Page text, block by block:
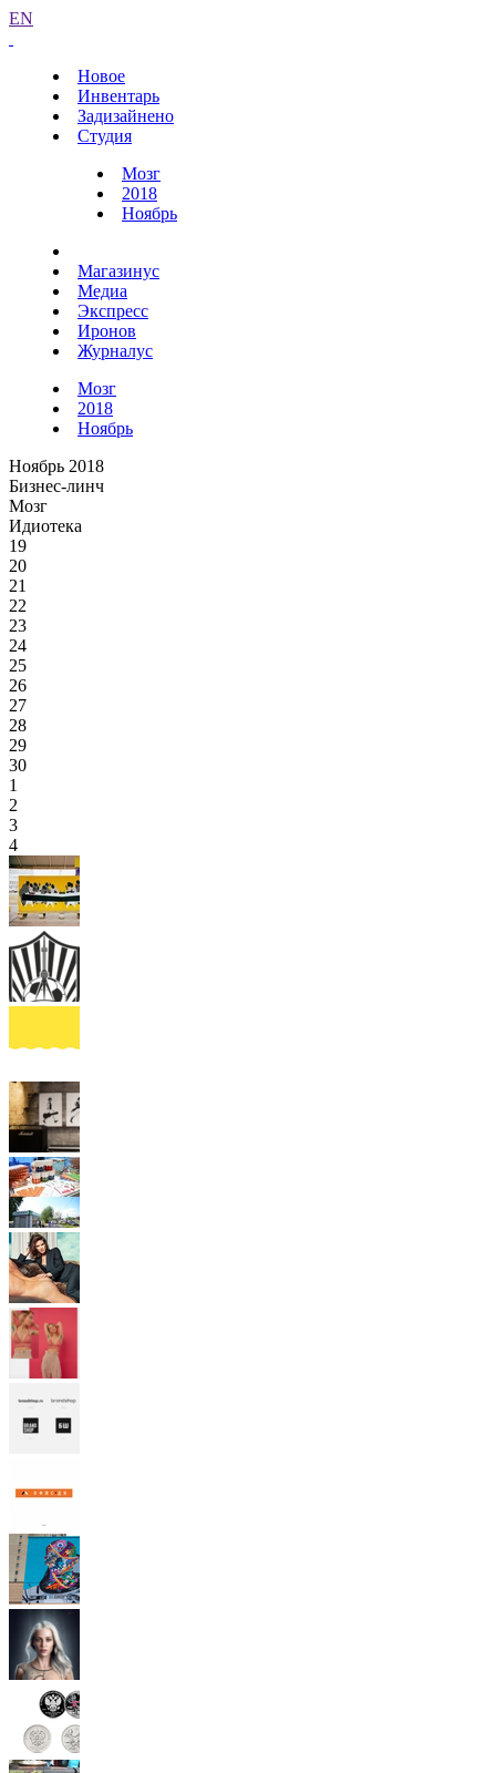
EN
Новое
Инвентарь
Задизайнено
Студия
Мозг
2018
Ноябрь
Магазинус
Медиа
Экспресс
Иронов
Журналус
Мозг
2018
Ноябрь
Ноябрь 2018
Бизнес-линч
Мозг
Идиотека
19
20
21
22
23
24
25
26
27
28
29
30
1
2
3
4